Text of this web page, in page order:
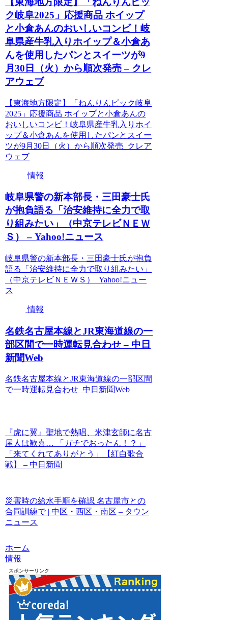
ク岐阜2025」応援商品 ホイップ
と小倉あんのおいしいコンビ！岐
阜県産牛乳入りホイップ＆小倉あ
んを使用したパンとスイーツが9
月30日（火）から順次発売 – クレ
アウェブ
【東海地方限定】「ねんりんピック岐阜
2025」応援商品 ホイップと小倉あんの
おいしいコンビ！岐阜県産牛乳入りホイ
ップ＆小倉あんを使用したパンとスイー
ツが9月30日（火）から順次発売 クレア
ウェブ
情報
岐阜県警の新本部長・三田豪士氏
が抱負語る「治安維持に全力で取
り組みたい」（中京テレビＮＥＷ
Ｓ） – Yahoo!ニュース
岐阜県警の新本部長・三田豪士氏が抱負
語る「治安維持に全力で取り組みたい」
（中京テレビＮＥＷＳ） Yahoo!ニュー
ス
情報
名鉄名古屋本線とJR東海道線の一
部区間で一時運転見合わせ – 中日
新聞Web
名鉄名古屋本線とJR東海道線の一部区間
で一時運転見合わせ 中日新聞Web
『虎に翼』聖地で熱唱、米津玄師に名古
屋人は歓喜… 「ガチでおったん！？」
「来てくれてありがとう」【紅白歌合
戦】 – 中日新聞
災害時の給水手順を確認 名古屋市との
合同訓練で | 中区・西区・南区 – タウン
ニュース
ホーム
情報
スポンサーリンク